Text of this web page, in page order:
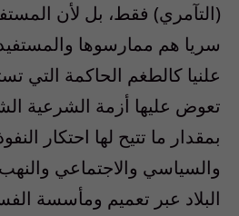
(التآمري) فقط، بل لأن
سريا هم ممارسوها
علنيا كالطغم الحاكمة التي
تعوض عليها أزمة الشرعية
بمقدار ما تتيح لها احتكار
والسياسي والاجتماعي
البلاد عبر تعميم ومأسسة